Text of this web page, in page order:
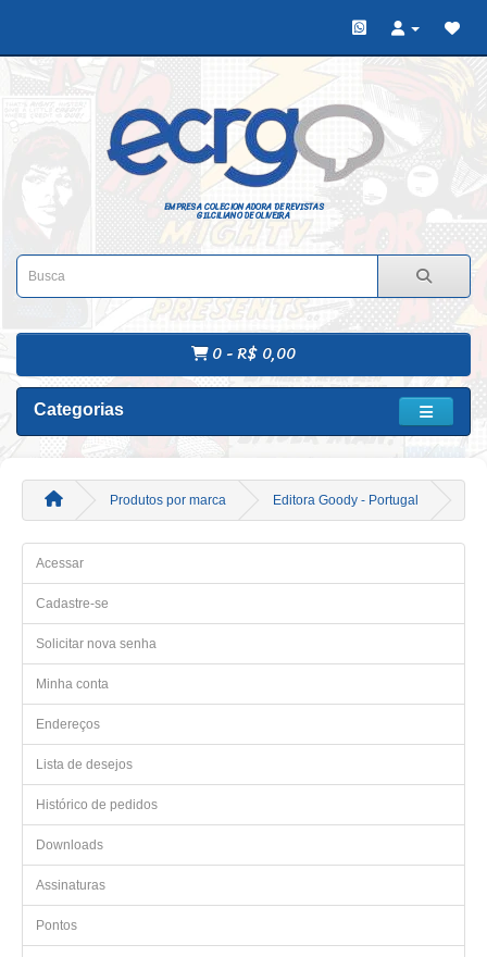
EMPRESA COLECIONADORA DE REVISTAS
GILCILIANO DE OLIVEIRA
0 - R$ 0,00
Categorias
Produtos por marca Editora Goody - Portugal
Acessar
Cadastre-se
Solicitar nova senha
Minha conta
Endereços
Lista de desejos
Histórico de pedidos
Downloads
Assinaturas
Pontos